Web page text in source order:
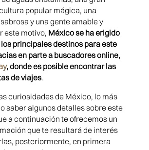
popular mágica, una
y una gente amable y
este motivo, México se ha erigido
principales destinos para este
en parte a buscadores online,
, donde es posible encontrar las
de viajes.
curiosidades de México, lo más
saber algunos detalles sobre este
a continuación te ofrecemos un
que te resultará de interés
posteriormente, en primera